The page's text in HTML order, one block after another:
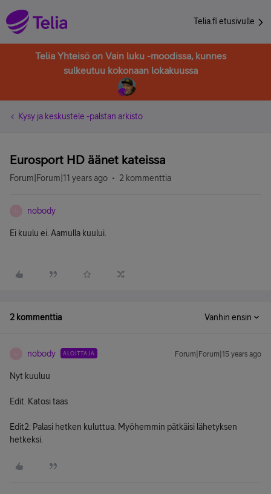
Telia.fi etusivulle
Telia Yhteisö on Vain luku -moodissa, kunnes
sulkeutuu kokonaan lokakuussa
Kysy ja keskustele -palstan arkisto
Eurosport HD äänet kateissa
Forum|Forum|11 years ago 2 kommenttia
nobody
Ei kuulu ei. Aamulla kuului.
2 kommenttia Vanhin ensin
nobody ALOITTAJA Forum|Forum|15 years ago
Nyt kuuluu
Edit. Katosi taas
Edit2: Palasi hetken kuluttua. Myöhemmin pätkäisi lähetyksen
hetkeksi.